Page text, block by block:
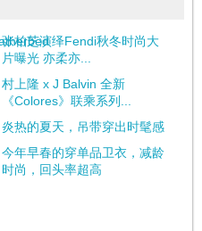
张柏芝演绎Fendi秋冬时尚大
片曝光 亦柔亦...
村上隆 x J Balvin 全新
《Colores》联乘系列...
炎热的夏天，吊带穿出时髦感
今年早春的穿单品卫衣，减龄
时尚，回头率超高